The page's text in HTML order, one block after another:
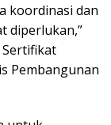
koordinasi dan
diperlukan,”
Pembangunan